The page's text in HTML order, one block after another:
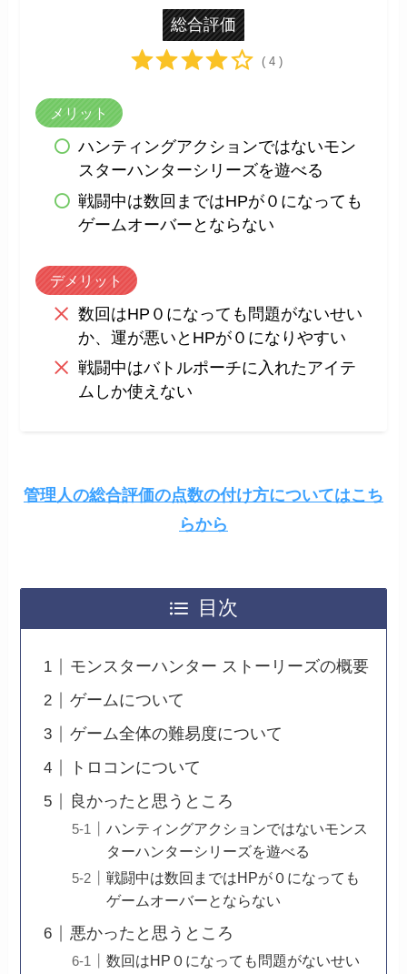
総合評価
( 4 )
メリット
ハンティングアクションではないモン
スターハンターシリーズを遊べる
戦闘中は数回まではHPが０になっても
ゲームオーバーとならない
デメリット
数回はHP０になっても問題がないせい
か、運が悪いとHPが０になりやすい
戦闘中はバトルポーチに入れたアイテ
ムしか使えない
管理人の総合評価の点数の付け方についてはこち
らから
目次
モンスターハンター ストーリーズの概要
ゲームについて
ゲーム全体の難易度について
トロコンについて
良かったと思うところ
ハンティングアクションではないモンス
ターハンターシリーズを遊べる
戦闘中は数回まではHPが０になっても
ゲームオーバーとならない
悪かったと思うところ
数回はHP０になっても問題がないせい